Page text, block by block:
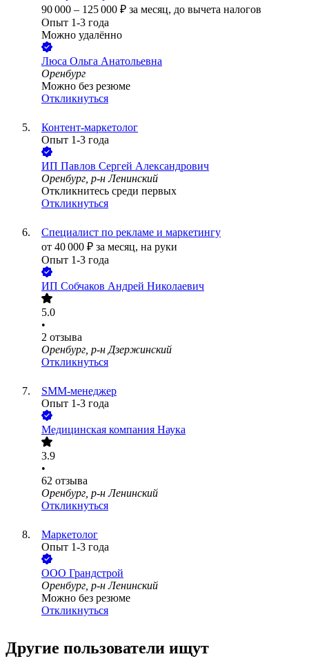
90 000 – 125 000 ₽ за месяц, до вычета налогов
Опыт 1-3 года
Можно удалённо
Люса Ольга Анатольевна
Оренбург
Можно без резюме
Откликнуться
Контент-маркетолог
Опыт 1-3 года
ИП Павлов Сергей Александрович
Оренбург, р-н Ленинский
Откликнитесь среди первых
Откликнуться
Специалист по рекламе и маркетингу
от 40 000 ₽ за месяц, на руки
Опыт 1-3 года
ИП Собчаков Андрей Николаевич
5.0
•
2 отзыва
Оренбург, р-н Дзержинский
Откликнуться
SMM-менеджер
Опыт 1-3 года
Медицинская компания Наука
3.9
•
62 отзыва
Оренбург, р-н Ленинский
Откликнуться
Маркетолог
Опыт 1-3 года
ООО Грандстрой
Оренбург, р-н Ленинский
Можно без резюме
Откликнуться
Другие пользователи ищут